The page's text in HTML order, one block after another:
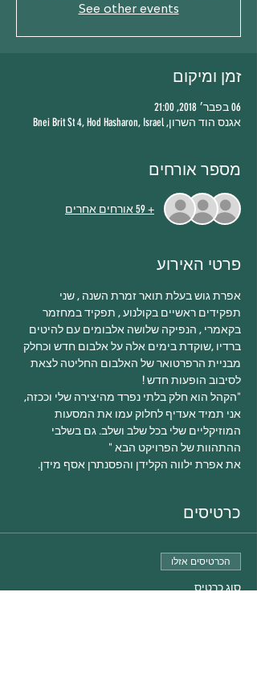
See other events
זמן ומיקום
06 בפבר׳ 2018, 21:00
אגנס הוד השרון, Bnei Brit St 4, Hod Hasharon, Israel
מספר אורחים
+ 59 אורחים אחרים
פרטי האירוע
אפרת גוש בעלת תואר זמרת השנה , שני
תפקידים ראשיים בקולנוע , תפקיד במחזמר
בקאמרי , הנפיקה שלושה אלבומים עם להיטים
ברדיו ,שוקדת בימים אלה על אלבום חדש וכחלק
מבניית הרפרטואר של האלבום החליטה לצאת
לסיבוב הופעות חדש !
"הקהל הוא חלק בלתי נפרד מהיצירה שלי וככזה,
אני תמיד אעדיף לחלוק עמו את המסעות
המוזיקליים שלי בכל שלב ושלב. גם בשלבי
ההתהוות של הפרויקט הבא "
את אפרת ילווה הקלידן והפסנתרן אסף מידן.
כרטיסים
הכרטיסים אזלו
סוג כרטיס